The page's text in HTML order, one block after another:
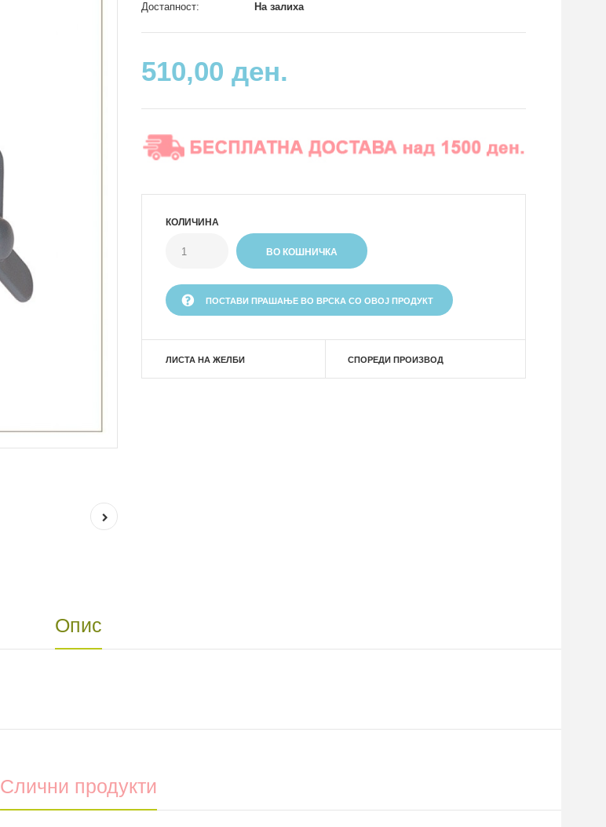
Достапност:
На залиха
510,00 ден.
КОЛИЧИНА
ПОСТАВИ ПРАШАЊЕ ВО ВРСКА СО ОВОЈ ПРОДУКТ
ЛИСТА НА ЖЕЛБИ СПОРЕДИ ПРОИЗВОД
Опис
Слични продукти